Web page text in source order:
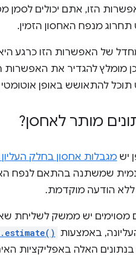
הזו, אתם יכולים לסמן
תחרוג מנפח האחסון הזמין.
של האפשרות הזו כרגע
מומלץ להגדיר את האפשרות
תוכל להתאושש באופן
מותר לאחסן?
יש מגבלות אחסון בחלק העליון
שמשתנה בהתאם לנפח
הודעה מוקדמת.
מסוימים יש ממשק לשליחת
באמצעות
האלה באפליקציות